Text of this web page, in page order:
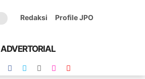
Redaksi Profile JPO
ADVERTORIAL